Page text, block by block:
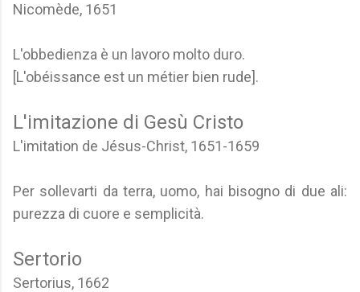
Nicomède, 1651
L'obbedienza è un lavoro molto duro.
[L'obéissance est un métier bien rude].
L'imitazione di Gesù Cristo
L'imitation de Jésus-Christ, 1651-1659
Per sollevarti da terra, uomo, hai bisogno di due ali:
purezza di cuore e semplicità.
Sertorio
Sertorius, 1662